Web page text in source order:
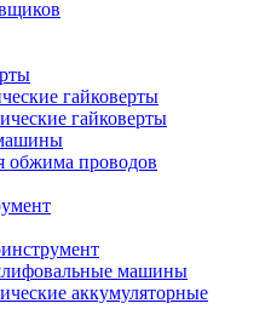
гайковерты
гайковерты
обжима проводов
машины
аккумуляторные